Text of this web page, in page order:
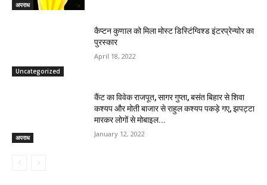
अपराध
Uncategorized
कैप्टन कुणाल को मिला मोस्ट डिस्टिंग्विश्ड इंटरप्रेन्योर का
पुरस्कार
April 18, 2022
अपराध
कैंट का विवेक राजपूत, सागर गुप्ता, बसंत बिहार से शिवा
कश्यप और मोती बाजार से राहुल कश्यप पकड़े गए, झपट्टा
मारकर लोगों से मोबाइल...
January 12, 2022